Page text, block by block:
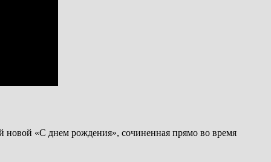
новой «С днем рождения», сочиненная прямо во время